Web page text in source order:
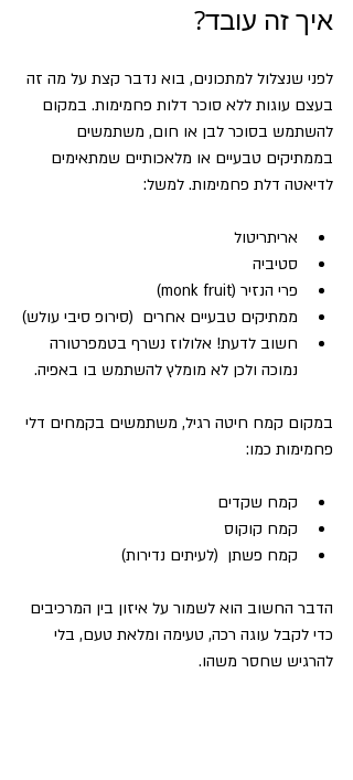
איך זה עובד?
לפני שנצלול למתכונים, בוא נדבר קצת על מה זה
בעצם עוגות ללא סוכר דלות פחמימות. במקום
להשתמש בסוכר לבן או חום, משתמשים
בממתיקים טבעיים או מלאכותיים שמתאימים
לדיאטה דלת פחמימות. למשל:
אריתריטול
סטיביה
פרי הנזיר (monk fruit)
ממתיקים טבעיים אחרים  (סירופ סיבי עולש)
חשוב לדעת! אלולוז נשרף בטמפרטורה
נמוכה ולכן לא מומלץ להשתמש בו באפיה.
במקום קמח חיטה רגיל, משתמשים בקמחים דלי
פחמימות כמו:
קמח שקדים
קמח קוקוס
קמח פשתן  (לעיתים נדירות)
הדבר החשוב הוא לשמור על איזון בין המרכיבים
כדי לקבל עוגה רכה, טעימה ומלאת טעם, בלי
להרגיש שחסר משהו.